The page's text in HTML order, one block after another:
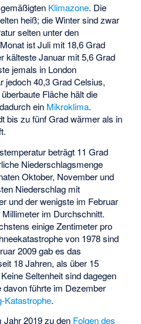
Klimazone. Die
heiß; die Winter sind zwar
selten unter den
ist Juli mit 18,6 Grad
kälteste Januar mit 5,6 Grad
jemals in London
jedoch 40,3 Grad Celsius,
Fläche hält die
ein Mikroklima.
bis zu fünf Grad wärmer als in
beträgt 11 Grad
Niederschlagsmenge
Oktober, November und
Niederschlag mit
und der wenigste im Februar
im Durchschnitt.
einige Zentimeter pro
von 1978 sind
2009 gab es das
18 Jahren, als über 15
Seltenheit sind dagegen
davon führte im Dezember
Katastrophe.
Jahr 2019 zu den Folgen des